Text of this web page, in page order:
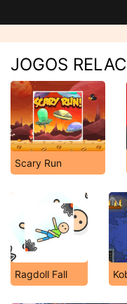
JOGOS
Scary Run
Ragdoll Fall